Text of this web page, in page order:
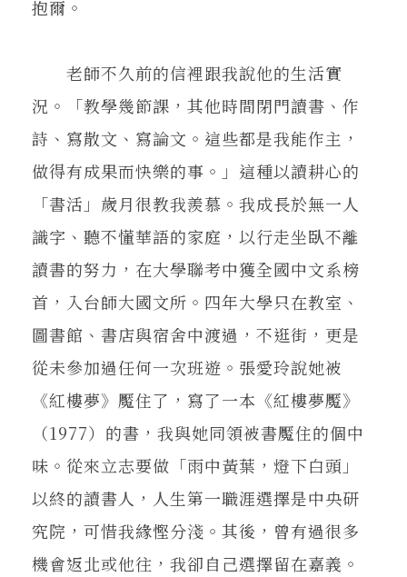
抱爾。
老師不久前的信裡跟我說他的生活實
況。「教學幾節課，其他時間閉門讀書、作
詩、寫散文、寫論文。這些都是我能作主，
做得有成果而快樂的事。」這種以讀耕心的
「書活」歲月很教我羨慕。我成長於無一人
識字、聽不懂華語的家庭，以行走坐臥不離
讀書的努力，在大學聯考中獲全國中文系榜
首，入台師大國文所。四年大學只在教室、
圖書館、書店與宿舍中渡過，不逛街，更是
從未參加過任何一次班遊。張愛玲說她被
《紅樓夢》魘住了，寫了一本《紅樓夢魘》
（1977）的書，我與她同領被書魘住的個中
味。從來立志要做「雨中黃葉，燈下白頭」
以終的讀書人，人生第一職涯選擇是中央研
究院，可惜我緣慳分淺。其後，曾有過很多
機會返北或他往，我卻自己選擇留在嘉義。